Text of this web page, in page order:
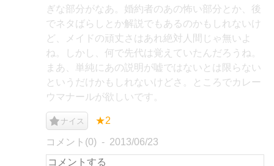
ぎな部分がなあ。婚約者のあの怖い部分とか、後
でネタばらしとか解説でもあるのかもしれないけ
ど、メイドの頑丈さはあれ絶対人間じゃ無いよ
ね。しかし、何で先代は覚えていたんだろうね。
まあ、単純にあの説明が嘘ではないとは限らない
というだけかもしれないけどさ。ところでカレー
ウマナールが欲しいです。
ナイス ★2
コメント(0) 2013/06/23